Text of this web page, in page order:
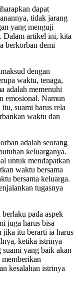
dapat
tidak jarang
yang menguji
Dalam artikel ini, kita
berkorban demi
dengan
waktu, tenaga,
adalah memenuhi
emosional. Namun
suami harus rela
waktu dan
adalah seorang
keluarganya.
untuk mendapatkan
waktu bersama
bersama keluarga.
tugasnya
pada aspek
juga harus bisa
jika itu berarti ia harus
ketika istrinya
suami yang baik akan
kesalahan istrinya